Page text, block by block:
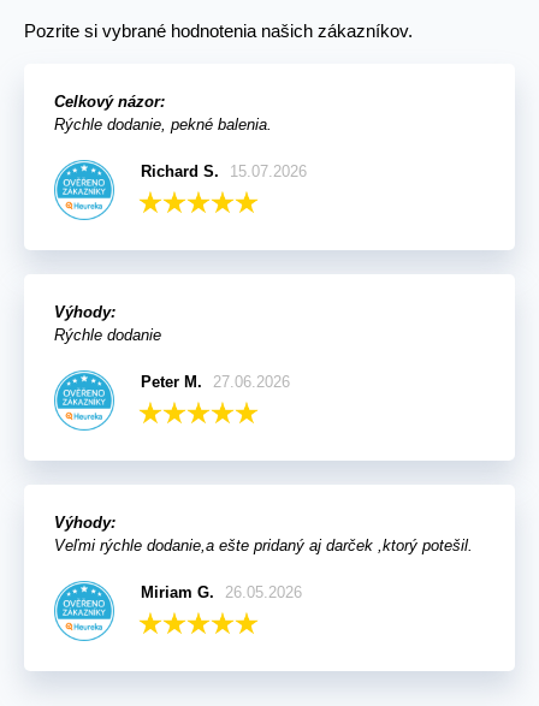
Pozrite si vybrané hodnotenia našich zákazníkov.
Celkový názor:
Rýchle dodanie, pekné balenia.
Richard S. 15.07.2026
Výhody:
Rýchle dodanie
Peter M. 27.06.2026
Výhody:
Veľmi rýchle dodanie,a ešte pridaný aj darček ,ktorý potešil.
Miriam G. 26.05.2026